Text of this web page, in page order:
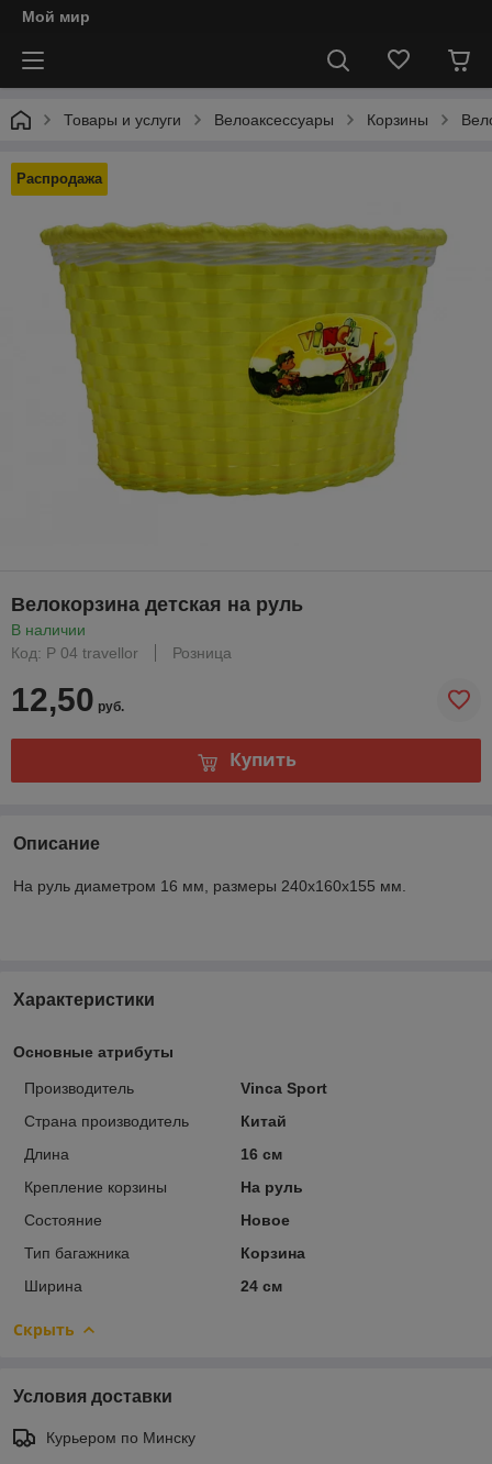
Мой мир
Товары и услуги Велоаксессуары Корзины
Распродажа
Велокорзина детская на руль
В наличии
Код: P 04 travellor
Розница
12,50 руб.
Купить
Описание
На руль диаметром 16 мм, размеры 240x160x155 мм.
Характеристики
Основные атрибуты
Производитель
Vinca Sport
Страна производитель
Китай
Длина
16 см
Крепление корзины
На руль
Состояние
Новое
Тип багажника
Корзина
Ширина
24 см
Скрыть
Условия доставки
Курьером по Минску